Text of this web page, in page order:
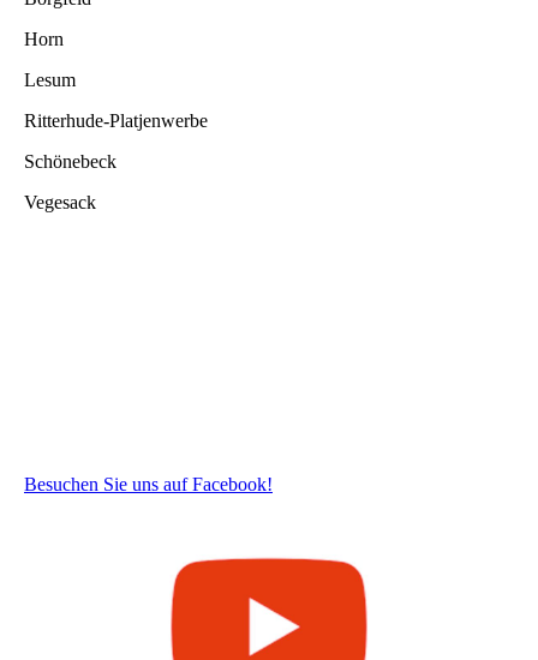
Horn
Lesum
Ritterhude-Platjenwerbe
Schönebeck
Vegesack
Besuchen Sie uns auf Facebook!